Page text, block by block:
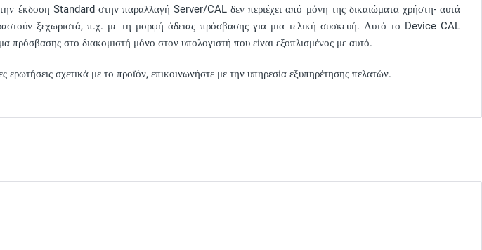
έκδοση Standard στην παραλλαγή Server/CAL δεν περιέχει από μόνη της δικαιώματα χρήστη- αυτά
ξεχωριστά, π.χ. με τη μορφή άδειας πρόσβασης για μια τελική συσκευή. Αυτό το Device CAL
πρόσβασης στο διακομιστή μόνο στον υπολογιστή που είναι εξοπλισμένος με αυτό.
ερωτήσεις σχετικά με το προϊόν, επικοινωνήστε με την υπηρεσία εξυπηρέτησης πελατών.